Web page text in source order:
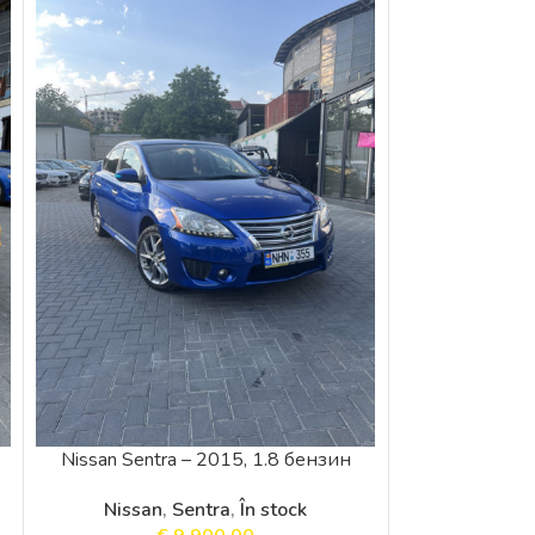
Nissan Sentra – 2015, 1.8 бензин
Nissan, Sentra,În stock